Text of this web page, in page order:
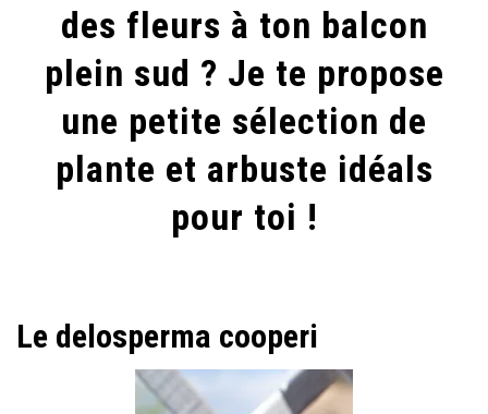
des fleurs à ton balcon
plein sud ? Je te propose
une petite sélection de
plante et arbuste idéals
pour toi !
Le delosperma cooperi